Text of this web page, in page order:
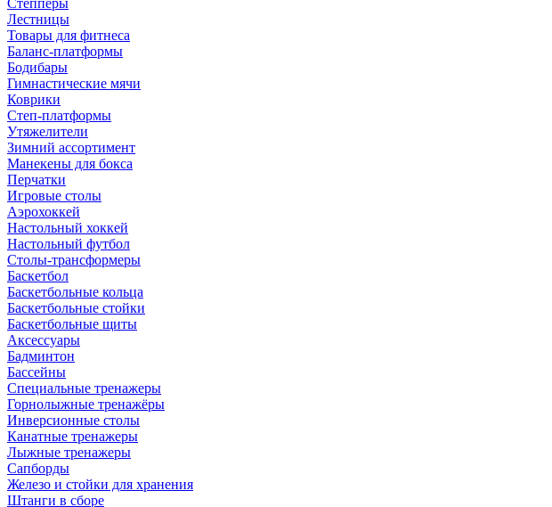
Степперы
Лестницы
Товары для фитнеса
Баланс-платформы
Бодибары
Гимнастические мячи
Коврики
Степ-платформы
Утяжелители
Зимний ассортимент
Манекены для бокса
Перчатки
Игровые столы
Аэрохоккей
Настольный хоккей
Настольный футбол
Столы-трансформеры
Баскетбол
Баскетбольные кольца
Баскетбольные стойки
Баскетбольные щиты
Аксессуары
Бадминтон
Бассейны
Специальные тренажеры
Горнолыжные тренажёры
Инверсионные столы
Канатные тренажеры
Лыжные тренажеры
Сапборды
Железо и стойки для хранения
Штанги в сборе